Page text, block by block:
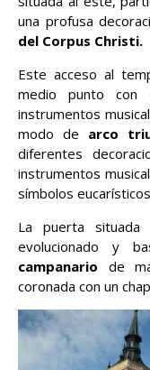
una profusa
del Corpus Christi.
Este acceso al
medio punto con
instrumentos
modo de arco
diferentes
instrumentos
símbolos
La puerta
evolucionado y
campanario de
coronada con un